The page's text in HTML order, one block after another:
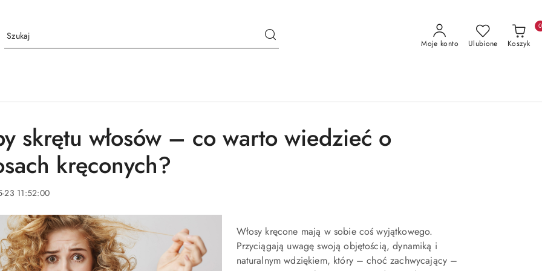
Moje konto Ulubione Koszyk
0
skrętu włosów – co warto wiedzieć o
kręconych?
23 11:52:00
Włosy kręcone mają w sobie coś wyjątkowego.
Przyciągają uwagę swoją objętością, dynamiką i
naturalnym wdziękiem, który – choć zachwycający –